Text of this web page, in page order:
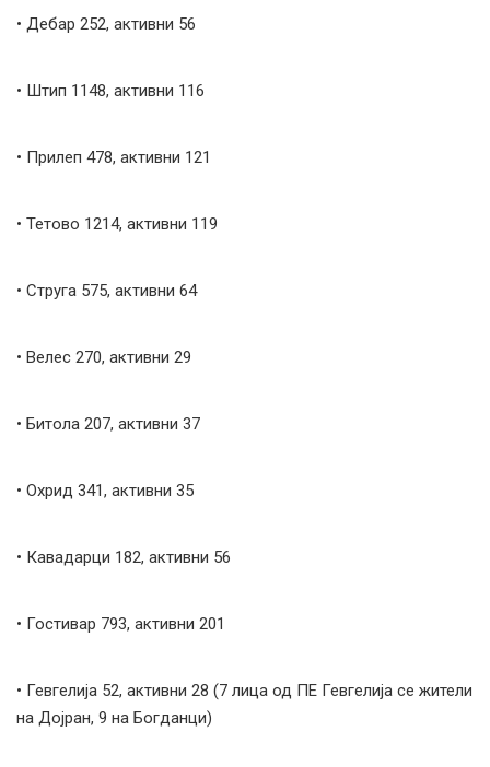
• Дебар 252, активни 56
• Штип 1148, активни 116
• Прилеп 478, активни 121
• Тетово 1214, активни 119
• Струга 575, активни 64
• Велес 270, активни 29
• Битола 207, активни 37
• Охрид 341, активни 35
• Кавадарци 182, активни 56
• Гостивар 793, активни 201
• Гевгелија 52, активни 28 (7 лица од ПЕ Гевгелија се жители
на Дојран, 9 на Богданци)